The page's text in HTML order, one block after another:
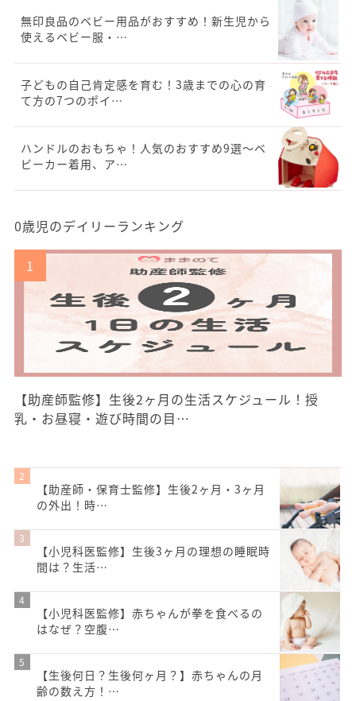
無印良品のベビー用品がおすすめ！新生児から
使えるベビー服・…
子どもの自己肯定感を育む！3歳までの心の育
て方の7つのポイ…
ハンドルのおもちゃ！人気のおすすめ9選〜ベ
ビーカー着用、ア…
0歳児のデイリーランキング
【助産師監修】生後2ヶ月の生活スケジュール！授
乳・お昼寝・遊び時間の目…
【助産師・保育士監修】生後2ヶ月・3ヶ月
の外出！時…
【小児科医監修】生後3ヶ月の理想の睡眠時
間は？生活…
【小児科医監修】赤ちゃんが拳を食べるの
はなぜ？空腹…
【生後何日？生後何ヶ月？】赤ちゃんの月
齢の数え方！…